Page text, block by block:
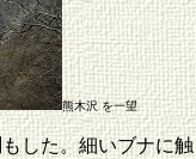
熊木沢 を一望
した。細いブナに触